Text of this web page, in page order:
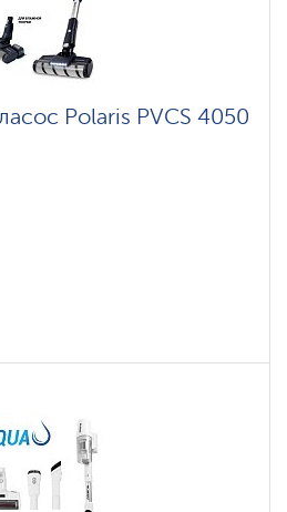
Polaris PVCS 4050